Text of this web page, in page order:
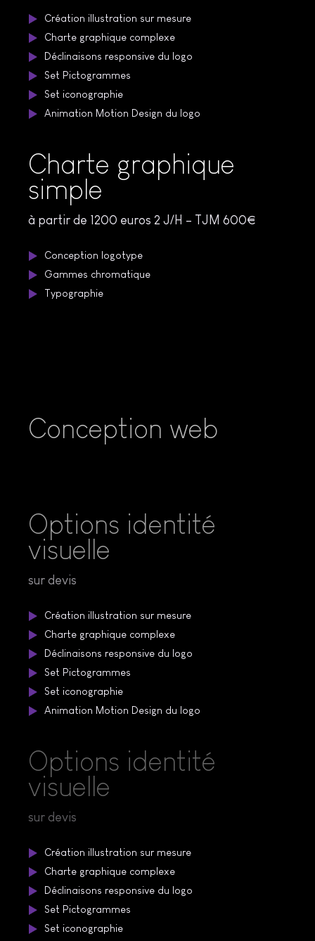
Charte graphique
simple
à partir de 1200 euros 2 J/H – TJM 600€
Conception logotype
Gammes chromatique
Typographie
Création illustration sur mesure
Charte graphique complexe
Déclinaisons responsive du logo
Set Pictogrammes
Set iconographie
Animation Motion Design du logo
Conception web
Options identité
visuelle
sur devis
Création illustration sur mesure
Charte graphique complexe
Déclinaisons responsive du logo
Set Pictogrammes
Set iconographie
Options identité
visuelle
sur devis
Création illustration sur mesure
Charte graphique complexe
Déclinaisons responsive du logo
Set Pictogrammes
Set iconographie
Animation Motion Design du logo